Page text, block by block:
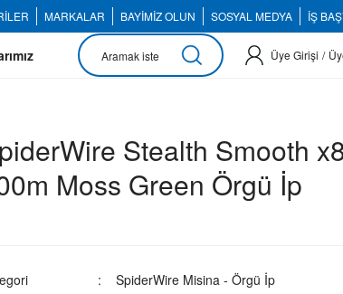
MARKALAR BAYİMİZ OLUN SOSYAL MEDYA İŞ
Üye Girişi /
Stealth Smooth
Moss Green Örgü İp
SpiderWire Misina - Örgü İp